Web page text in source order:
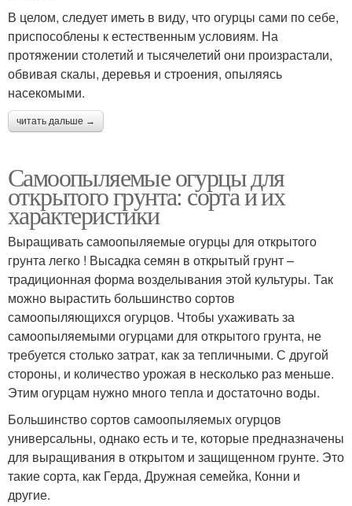
В целом, следует иметь в виду, что огурцы сами по себе,
приспособлены к естественным условиям. На
протяжении столетий и тысячелетий они произрастали,
обвивая скалы, деревья и строения, опыляясь
насекомыми.
читать дальше →
Самоопыляемые огурцы для
открытого грунта: сорта и их
характеристики
Выращивать самоопыляемые огурцы для открытого
грунта легко ! Высадка семян в открытый грунт –
традиционная форма возделывания этой культуры. Так
можно вырастить большинство сортов
самоопыляющихся огурцов. Чтобы ухаживать за
самоопыляемыми огурцами для открытого грунта, не
требуется столько затрат, как за тепличными. С другой
стороны, и количество урожая в несколько раз меньше.
Этим огурцам нужно много тепла и достаточно воды.
Большинство сортов самоопыляемых огурцов
универсальны, однако есть и те, которые предназначены
для выращивания в открытом и защищенном грунте. Это
такие сорта, как Герда, Дружная семейка, Конни и
другие.